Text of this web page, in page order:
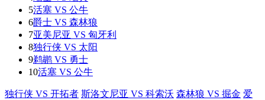
5活塞 VS 公牛
6爵士 VS 森林狼
7亚美尼亚 VS 匈牙利
8独行侠 VS 太阳
9鹈鹕 VS 勇士
10活塞 VS 公牛
独行侠 VS 开拓者 斯洛文尼亚 VS 科索沃 森林狼 VS 掘金 爱